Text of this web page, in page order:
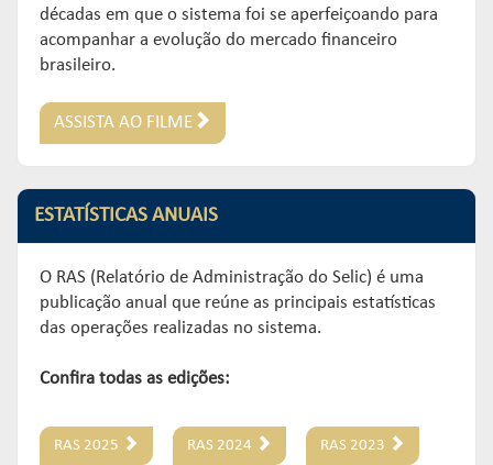
décadas em que o sistema foi se aperfeiçoando para
acompanhar a evolução do mercado financeiro
brasileiro.
ASSISTA AO FILME
ESTATÍSTICAS ANUAIS
O RAS (Relatório de Administração do Selic) é uma
publicação anual que reúne as principais estatísticas
das operações realizadas no sistema.
Confira todas as edições:
RAS 2025 RAS 2024 RAS 2023